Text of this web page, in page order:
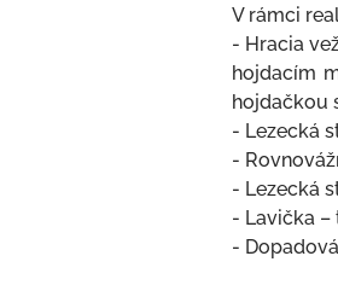
V rámci
- Hracia
hojdacím
hojdačkou
- Lezecká
-
- Lezecká
- Lavička –
-